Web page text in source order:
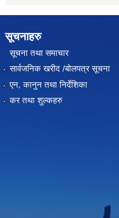
सूचनाहरु
सूचना तथा समाचार
सार्वजनिक खरीद /बोलपत्र सूचना
एन, कानुन तथा निर्देशिका
कर तथा शुल्कहरु